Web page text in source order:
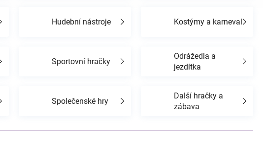
Hudební nástroje Kostýmy a karneval
Sportovní hračky
Odrážedla a
jezdítka
Společenské hry
Další hračky a
zábava